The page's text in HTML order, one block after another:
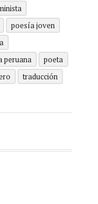
poesía joven
peruana
poeta
traducción